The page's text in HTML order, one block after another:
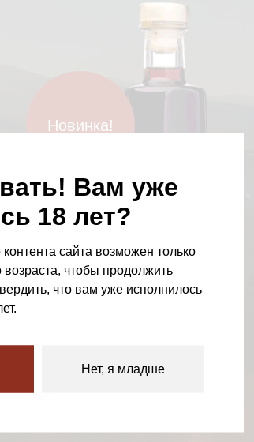
Новинка!
Вам уже
18 лет?
сайта возможен только
возраста, чтобы продолжить
что вам уже исполнилось
Нет, я младше